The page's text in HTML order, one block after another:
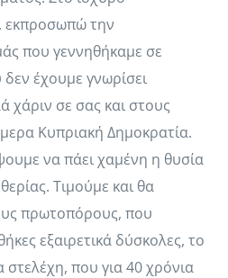
εκπροσωπώ την
που γεννηθήκαμε σε
έχουμε γνωρίσει
χάριν σε σας και στους
Κυπριακή Δημοκρατία.
να πάει χαμένη η θυσία
Τιμούμε και θα
πρωτοπόρους, που
εξαιρετικά δύσκολες, το
που για 40 χρόνια